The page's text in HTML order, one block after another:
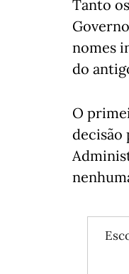
Tanto
nomes
do
O
decisão